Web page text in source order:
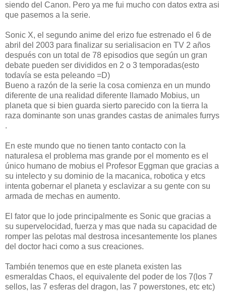
siendo del Canon. Pero ya me fui mucho con datos extra asi
que pasemos a la serie.
Sonic X, el segundo anime del erizo fue estrenado el 6 de
abril del 2003 para finalizar su serialisacion en TV 2 años
después con un total de 78 episodios que según un gran
debate pueden ser divididos en 2 o 3 temporadas(esto
todavía se esta peleando =D)
Bueno a razón de la serie la cosa comienza en un mundo
diferente de una realidad diferente llamado Mobius, un
planeta que si bien guarda sierto parecido con la tierra la
raza dominante son unas grandes castas de animales furrys
.
En este mundo que no tienen tanto contacto con la
naturalesa el problema mas grande por el momento es el
único humano de mobius el Profesor Eggman que gracias a
su intelecto y su dominio de la macanica, robotica y etcs
intenta gobernar el planeta y esclavizar a su gente con su
armada de mechas en aumento.
El fator que lo jode principalmente es Sonic que gracias a
su supervelocidad, fuerza y mas que nada su capacidad de
romper las pelotas mal destrosa incesantemente los planes
del doctor haci como a sus creaciones.
También tenemos que en este planeta existen las
esmeraldas Chaos, el equivalente del poder de los 7(los 7
sellos, las 7 esferas del dragon, las 7 powerstones, etc etc)